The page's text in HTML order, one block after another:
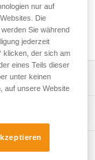
Passagen
der richtigen
nur auf
Die
Sie während
jederzeit
klicken, der sich am
eines Teils dieser
unter keinen
auf unsere Website